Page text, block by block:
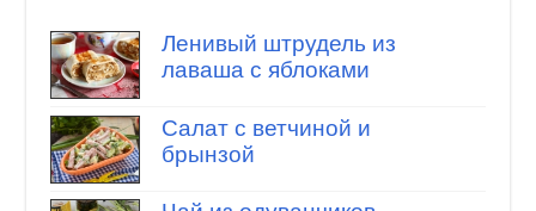
Ленивый штрудель из
лаваша с яблоками
Салат с ветчиной и
брынзой